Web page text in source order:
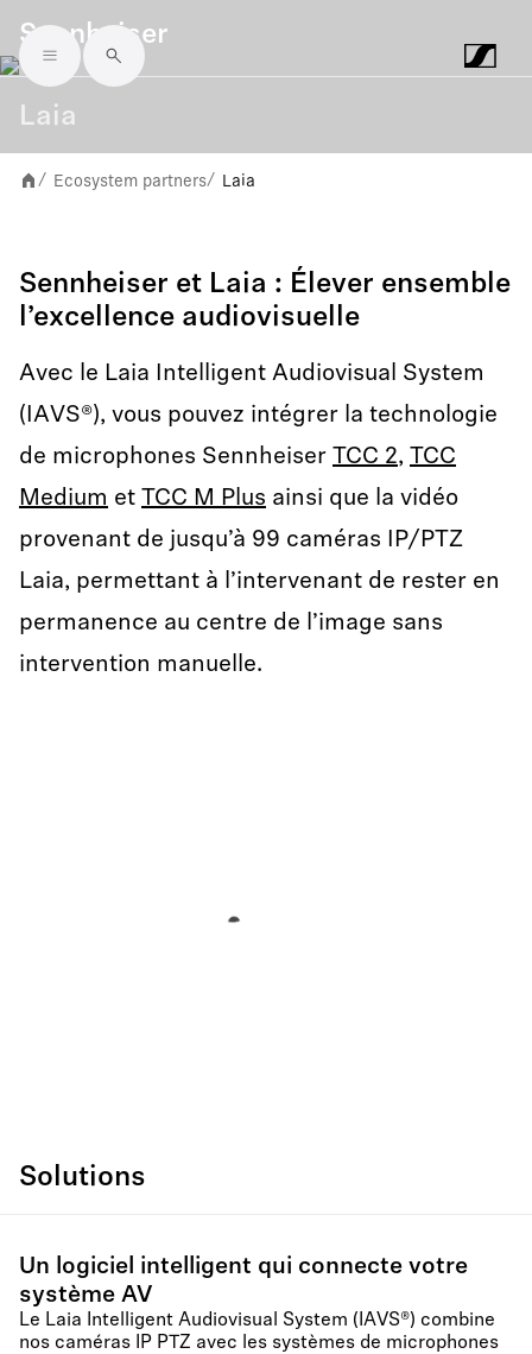
Skip to main content
Sennheiser
Laia
/ Ecosystem partners/ Laia
Sennheiser et Laia : Élever ensemble
l’excellence audiovisuelle
Avec le Laia Intelligent Audiovisual System
(IAVS®), vous pouvez intégrer la technologie
de microphones Sennheiser TCC 2, TCC
Medium et TCC M Plus ainsi que la vidéo
provenant de jusqu’à 99 caméras IP/PTZ
Laia, permettant à l’intervenant de rester en
permanence au centre de l’image sans
intervention manuelle.
Solutions
Un logiciel intelligent qui connecte votre
système AV
Le Laia Intelligent Audiovisual System (IAVS®) combine
nos caméras IP PTZ avec les systèmes de microphones